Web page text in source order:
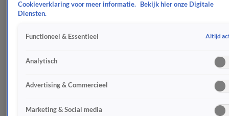
Cookieverklaring voor meer informatie.
Bekijk hier onze Digitale
Diensten.
Functioneel & Essentieel Altijd
Analytisch
Advertising & Commercieel
Marketing & Social media